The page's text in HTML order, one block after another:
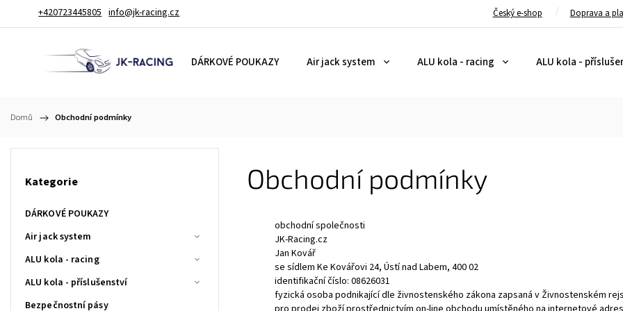
+420723445805 info@jk-racing.cz Český e-shop Doprava a
DÁRKOVÉ POUKAZY Air jack system ALU kola - racing ALU kola -
Domů / Obchodní podmínky
Kategorie
DÁRKOVÉ POUKAZY
Air jack system
ALU kola - racing
ALU kola - příslušenství
Bezpečnostní pásy
Obchodní podmínky
obchodní společnosti
JK-Racing.cz
Jan Kovář
se sídlem Ke Kovářovi 24, Ústí nad Labem, 400 02
identifikační číslo: 08626031
fyzická osoba podnikající dle živnostenského zákona zapsaná v Živnostenském